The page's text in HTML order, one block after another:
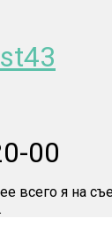
00
всего я на
.